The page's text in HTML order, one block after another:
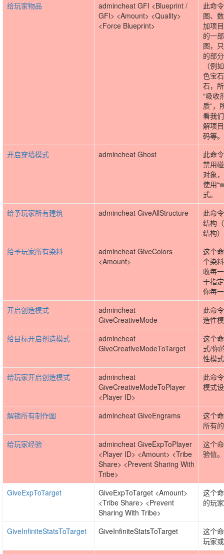
给玩家物品
admincheat GFI <Blueprint /
GFI> <Amount> <Quality>
<Force Blueprint>
此命
图、
加项
的一
图，
的部
（例
色宝
石，
“吸收
质”，
看我
解项
码等。
开启穿墙模式
admincheat Ghost
此命
禁用
对象
使用
式。
给予玩家所有建筑
admincheat GiveAllStructure
此命
结构
结构
给予玩家所有染料
admincheat GiveColors
<Amount>
这个
个染
收每
于指
你每
开启创造模式
admincheat
GiveCreativeMode
此命
造性
给目标开启创造模式
admincheat
GiveCreativeModeToTarget
这个
式/你
性模
给玩家开启创造模式
admincheat
GiveCreativeModeToPlayer
<Player ID>
此命
模式
解锁所有制作图 admincheat GiveEngrams
这个
所有
给玩家经验
admincheat GiveExpToPlayer
<Player ID> <Amount> <Tribe
Share> <Prevent Sharing With
Tribe>
这个
验值。
GiveExpToTarget
GiveExpToTarget <Amount>
<Tribe Share> <Prevent
Sharing With Tribe>
这个
的玩
GiveInfiniteStatsToTarget GiveInfiniteStatsToTarget
这个
玩家